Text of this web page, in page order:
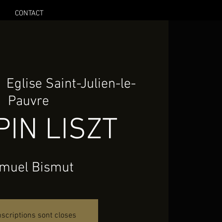
CONTACT
Eglise Saint-Julien-le-
Pauvre
LISZT
Bismut
sont closes